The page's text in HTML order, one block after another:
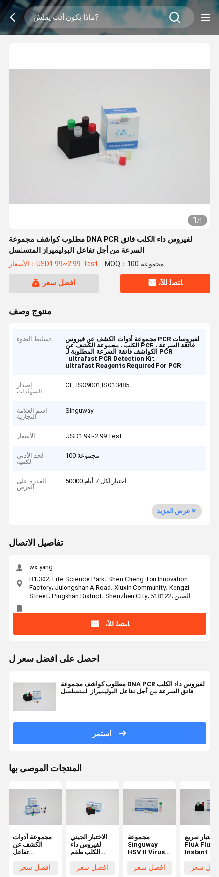
1/1
مطلوب كواشف مجموعة DNA PCR لفيروس داء الكلب فائق
السرعة من أجل تفاعل البوليميراز المتسلسل
الأسعار：USD1.99~2.99 Test MOQ：100 مجموعة
افضل سعر ﺎﺘﺼﻟ ﺍﻶﻧ
منتوج وصف
تسليط الضوء
مجموعة أدوات الكشف عن فيروس PCR لفيروسات
الكلب ، مجموعة الكشف عن PCR فائقة السرعة ،
الكواشف فائقة السرعة المطلوبة لـ PCR
, ultrafast PCR Detection Kit,
ultrafast Reagents Required For PCR
إصدار
الشهادات
CE, ISO9001,ISO13485
اسم العلامة
التجارية
Singuway
الأسعار USD1.99~2.99 Test
الحد الأدنى
لكمية
100 مجموعة
القدرة على
العرض
50000 اختبار لكل 7 أيام
عرض المزيد
تفاصيل الاتصال
wx.yang
B1،302، Life Science Park، Shen Cheng Tou Innovation
Factory، Julongshan A Road، Xiuxin Community، Kengzi
Street، Pingshan District، Shenzhen City، 518122، الصين
ﺎﺘﺼﻟ ﺍﻶﻧ
احصل على افضل سعر ل
مطلوب كواشف مجموعة DNA PCR لفيروس داء الكلب
فائق السرعة من أجل تفاعل البوليميراز المتسلسل
استمر
المنتجات الموصى بها
مجموعة أدوات
الكشف عن
تفاعل
المتسلسل عالية
الحساسية
افضل سعر
الاختبار الجيني
لفيروس داء
الكلب طقم
PCR مع
ISO9001
افضل سعر
مجموعة
Singuway
HSV II Virus
Detection Kit
الفلورية الكمية
افضل سعر
اختبار سريع
FluA FluB
Instant RT
أطقم اختبار
النووية
سعر